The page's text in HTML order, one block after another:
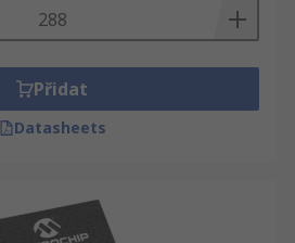
Přidat
Datasheets